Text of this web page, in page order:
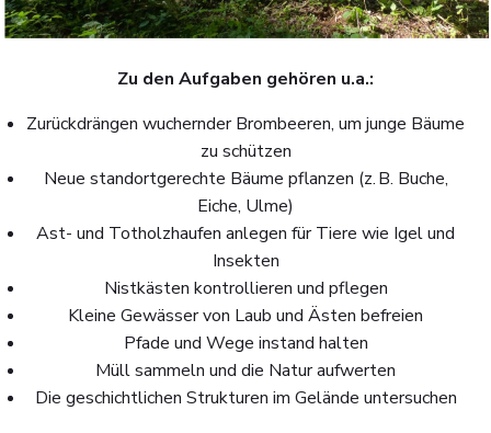
Zu den Aufgaben gehören u.a.:
Zurückdrängen wuchernder Brombeeren, um junge Bäume
zu schützen
Neue standortgerechte Bäume pflanzen (z. B. Buche,
Eiche, Ulme)
Ast- und Totholzhaufen anlegen für Tiere wie Igel und
Insekten
Nistkästen kontrollieren und pflegen
Kleine Gewässer von Laub und Ästen befreien
Pfade und Wege instand halten
Müll sammeln und die Natur aufwerten
Die geschichtlichen Strukturen im Gelände untersuchen